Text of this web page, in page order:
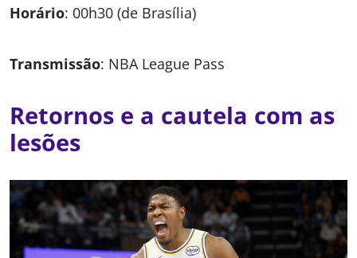
Horário: 00h30 (de Brasília)
Transmissão: NBA League Pass
Retornos e a cautela com as
lesões